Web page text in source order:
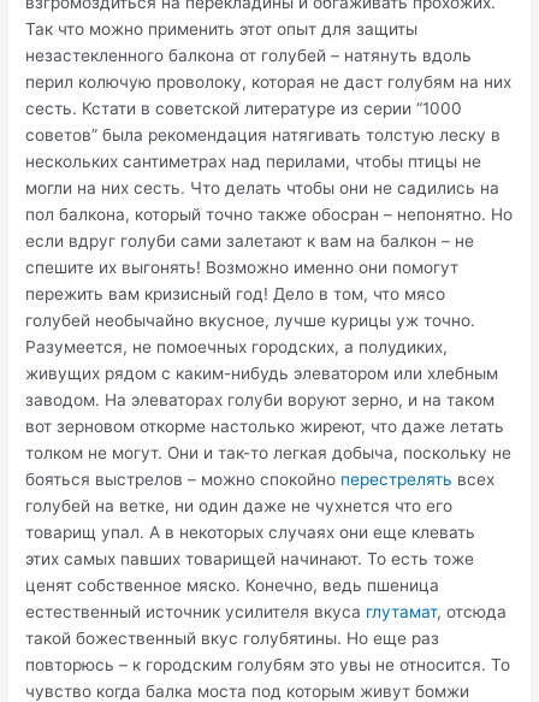
Так что можно применить этот опыт для защиты
незастекленного балкона от голубей – натянуть вдоль
перил колючую проволоку, которая не даст голубям на них
сесть. Кстати в советской литературе из серии “1000
советов” была рекомендация натягивать толстую леску в
нескольких сантиметрах над перилами, чтобы птицы не
могли на них сесть. Что делать чтобы они не садились на
пол балкона, который точно также обосран – непонятно. Но
если вдруг голуби сами залетают к вам на балкон – не
спешите их выгонять! Возможно именно они помогут
пережить вам кризисный год! Дело в том, что мясо
голубей необычайно вкусное, лучше курицы уж точно.
Разумеется, не помоечных городских, а полудиких,
живущих рядом с каким-нибудь элеватором или хлебным
заводом. На элеваторах голуби воруют зерно, и на таком
вот зерновом откорме настолько жиреют, что даже летать
толком не могут. Они и так-то легкая добыча, поскольку не
бояться выстрелов – можно спокойно перестрелять всех
голубей на ветке, ни один даже не чухнется что его
товарищ упал. А в некоторых случаях они еще клевать
этих самых павших товарищей начинают. То есть тоже
ценят собственное мяско. Конечно, ведь пшеница
естественный источник усилителя вкуса глутамат, отсюда
такой божественный вкус голубятины. Но еще раз
повторюсь – к городским голубям это увы не относится. То
чувство когда балка моста под которым живут бомжи